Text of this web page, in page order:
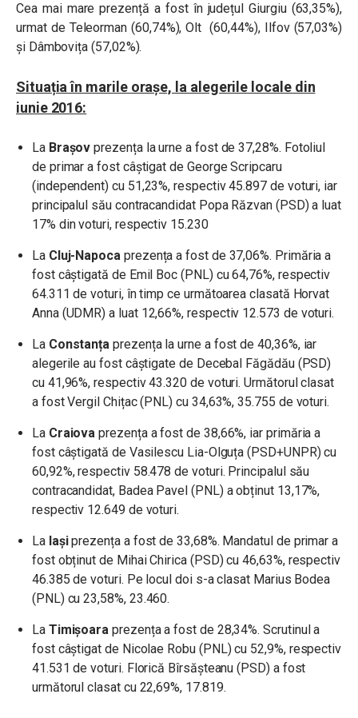
Cea mai mare prezență a fost în județul Giurgiu (63,35%),
urmat de Teleorman (60,74%), Olt (60,44%), Ilfov (57,03%)
și Dâmbovița (57,02%).
Situația în marile orașe, la alegerile locale din
iunie 2016:
LaBrașovprezența la urne a fost de 37,28%. Fotoliul
de primar a fost câștigat de George Scripcaru
(independent) cu 51,23%, respectiv 45.897 de voturi, iar
principalul său contracandidat Popa Răzvan (PSD) a luat
17% din voturi, respectiv 15.230
LaCluj-Napoca prezența a fost de 37,06%. Primăria a
fost câștigată de Emil Boc (PNL) cu 64,76%, respectiv
64.311 de voturi, în timp ce următoarea clasată Horvat
Anna (UDMR) a luat 12,66%, respectiv 12.573 de voturi.
LaConstanțaprezența la urne a fost de 40,36%, iar
alegerile au fost câștigate de Decebal Făgădău (PSD)
cu 41,96%, respectiv 43.320 de voturi. Următorul clasat
a fost Vergil Chițac (PNL) cu 34,63%, 35.755 de voturi.
LaCraiovaprezența a fost de 38,66%, iar primăria a
fost câștigată de Vasilescu Lia-Olguța (PSD+UNPR) cu
60,92%, respectiv 58.478 de voturi. Principalul său
contracandidat, Badea Pavel (PNL) a obținut 13,17%,
respectiv 12.649 de voturi.
LaIașiprezența a fost de 33,68%. Mandatul de primar a
fost obținut de Mihai Chirica (PSD) cu 46,63%, respectiv
46.385 de voturi. Pe locul doi s-a clasat Marius Bodea
(PNL) cu 23,58%, 23.460.
LaTimișoaraprezența a fost de 28,34%. Scrutinul a
fost câștigat de Nicolae Robu (PNL) cu 52,9%, respectiv
41.531 de voturi. Florică Bîrsășteanu (PSD) a fost
următorul clasat cu 22,69%, 17.819.